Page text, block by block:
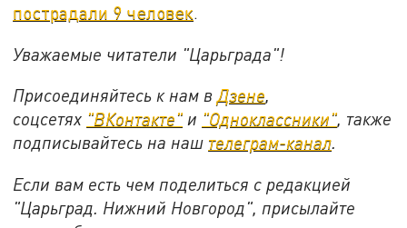
пострадали 9 человек.
Уважаемые читатели "Царьграда"!
Присоединяйтесь к нам вДзене,
соцсетях "ВКонтакте" и "Одноклассники", также
подписывайтесь на наш телеграм-канал.
Если вам есть чем поделиться с редакцией
"Царьград. Нижний Новгород", присылайте